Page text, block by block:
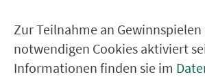
Bischofsgrün Höhenklinik
Karches Forsthaus
Zur Teilnahme an
notwendigen Cookies aktiviert
Informationen finden sie im